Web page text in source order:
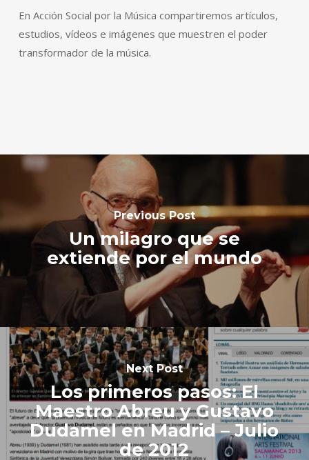
En Acción Social por la Música compartiremos artículos,
estudios, vídeos e imágenes que muestren el poder
transformador de la música.
Previous Post
Un milagro que se
extiende por el mundo
Next Post
Los primeros pasos: El
Maestro Abreu y Gustavo
Dudamel en Madrid – Julio
de 2012